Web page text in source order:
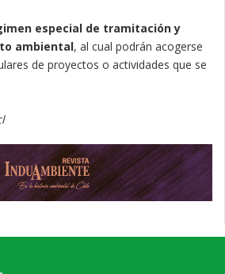
especial de tramitación y
ambiental, al cual podrán acogerse
de proyectos o actividades que se